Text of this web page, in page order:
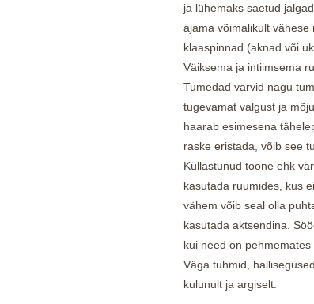
ja lühemaks saetud
ajama võimalikult
klaaspinnad (aknad või
Väiksema ja intiimsema
Tumedad värvid nagu
tugevamat valgust ja
haarab esimesena
raske eristada, võib see
Küllastunud toone ehk
kasutada ruumides, kus
vähem võib seal olla
kasutada aktsendina.
kui need on
Väga tuhmid,
kulunult ja argiselt.